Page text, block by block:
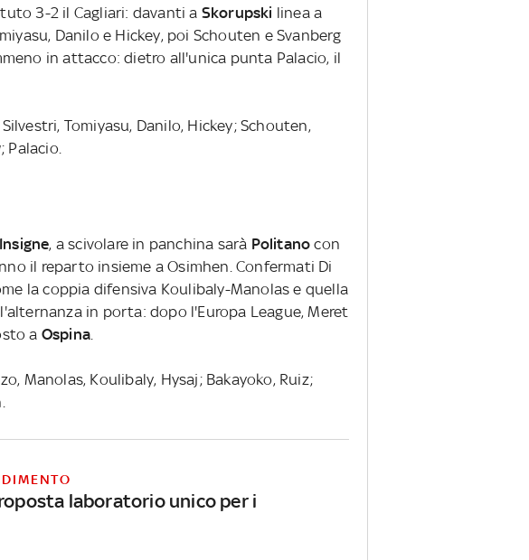
3-2 il Cagliari: davanti a Skorupski linea a
Danilo e Hickey, poi Schouten e Svanberg
in attacco: dietro all'unica punta Palacio, il
Tomiyasu, Danilo, Hickey; Schouten,
Palacio.
Insigne, a scivolare in panchina sarà Politano con
il reparto insieme a Osimhen. Confermati Di
la coppia difensiva Koulibaly-Manolas e quella
in porta: dopo l'Europa League, Meret
a Ospina
Manolas, Koulibaly, Hysaj; Bakayoko, Ruiz;
laboratorio unico per i